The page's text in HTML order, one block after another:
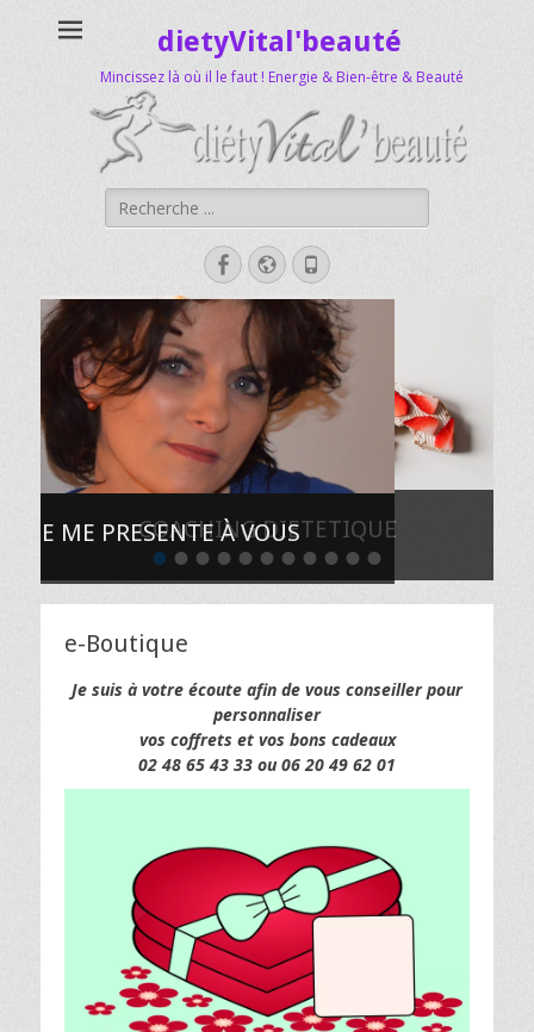
dietyVital'beauté
Mincissez là où il le faut ! Energie & Bien-être & Beauté
Rechercher :
Facebook
Site
web
Tél
•••••••••••
À VOUSCOACHING DIETETIQUE
le
de
dietyvitflci2020
e-Boutique
Je suis à votre écoute afin de vous conseiller pour
personnaliser
vos coffrets et vos bons cadeaux
02 48 65 43 33 ou 06 20 49 62 01